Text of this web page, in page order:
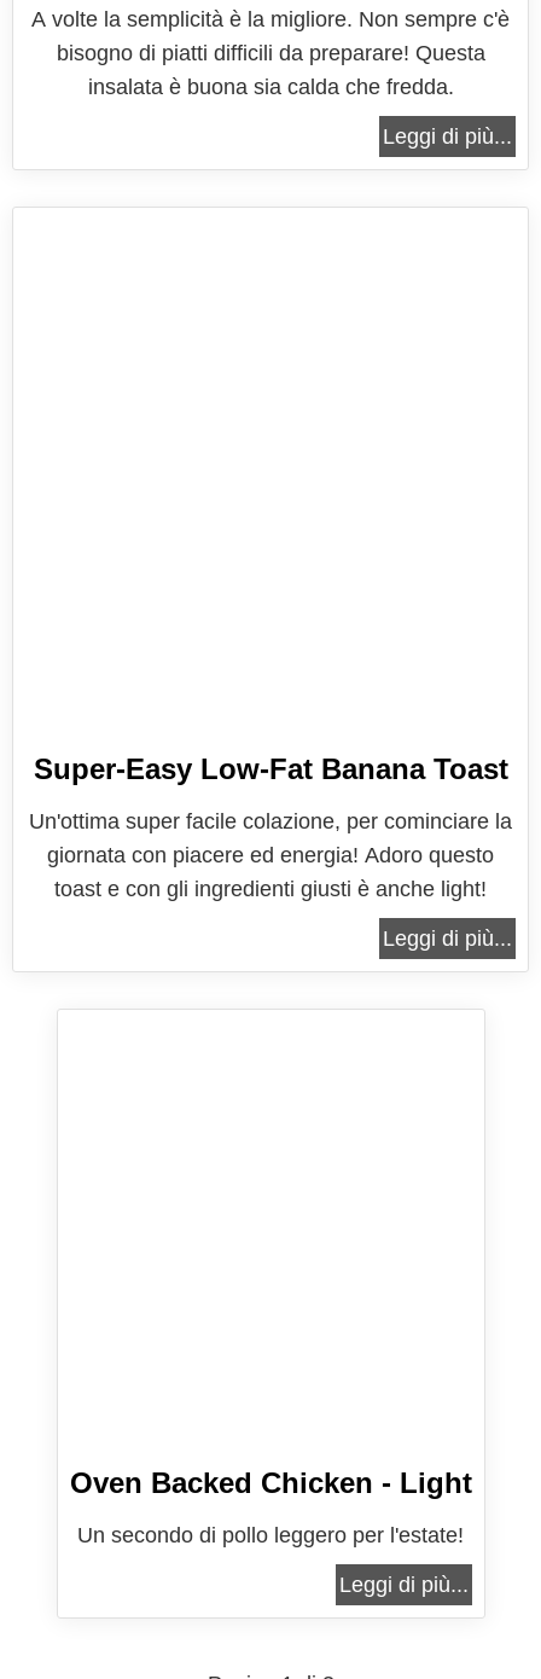
A volte la semplicità è la migliore. Non sempre c'è
bisogno di piatti difficili da preparare! Questa
insalata è buona sia calda che fredda.
Leggi di più...
Super-Easy Low-Fat Banana Toast
Un'ottima super facile colazione, per cominciare la
giornata con piacere ed energia! Adoro questo
toast e con gli ingredienti giusti è anche light!
Leggi di più...
Oven Backed Chicken - Light
Un secondo di pollo leggero per l'estate!
Leggi di più...